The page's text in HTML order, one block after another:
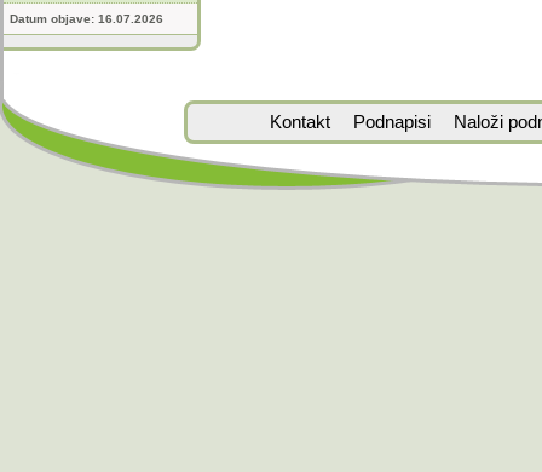
Datum objave: 16.07.2026
Kontakt Podnapisi Naloži